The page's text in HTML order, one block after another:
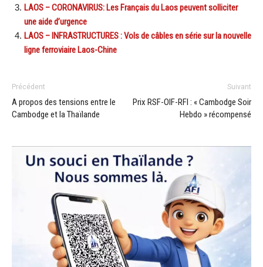
LAOS – CORONAVIRUS: Les Français du Laos peuvent solliciter
une aide d’urgence
LAOS – INFRASTRUCTURES : Vols de câbles en série sur la nouvelle
ligne ferroviaire Laos-Chine
Précédent
A propos des tensions entre le
Cambodge et la Thaïlande
Suivant
Prix RSF-OIF-RFI : « Cambodge Soir
Hebdo » récompensé